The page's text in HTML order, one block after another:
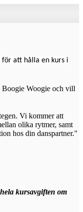
för att hålla en kurs i
Boogie Woogie och vill
Vi kommer att
olika rytmer, samt
hos din danspartner."
kursavgiften om